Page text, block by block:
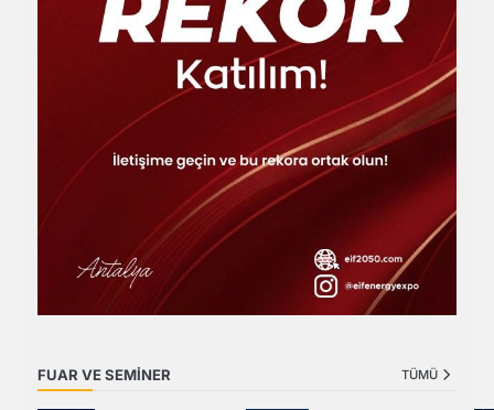
FUAR VE SEMİNER TÜMÜ